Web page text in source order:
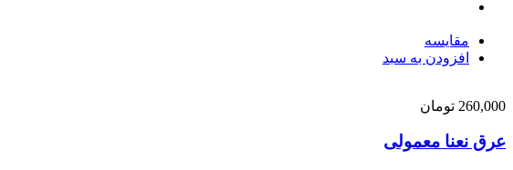
مقایسه
افزودن به سبد
260,000 تومان
عرق نعنا معمولی